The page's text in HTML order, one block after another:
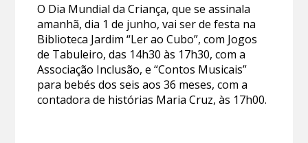
O Dia Mundial da Criança, que se assinala
amanhã, dia 1 de junho, vai ser de festa na
Biblioteca Jardim “Ler ao Cubo”, com Jogos
de Tabuleiro, das 14h30 às 17h30, com a
Associação Inclusão, e “Contos Musicais”
para bebés dos seis aos 36 meses, com a
contadora de histórias Maria Cruz, às 17h00.